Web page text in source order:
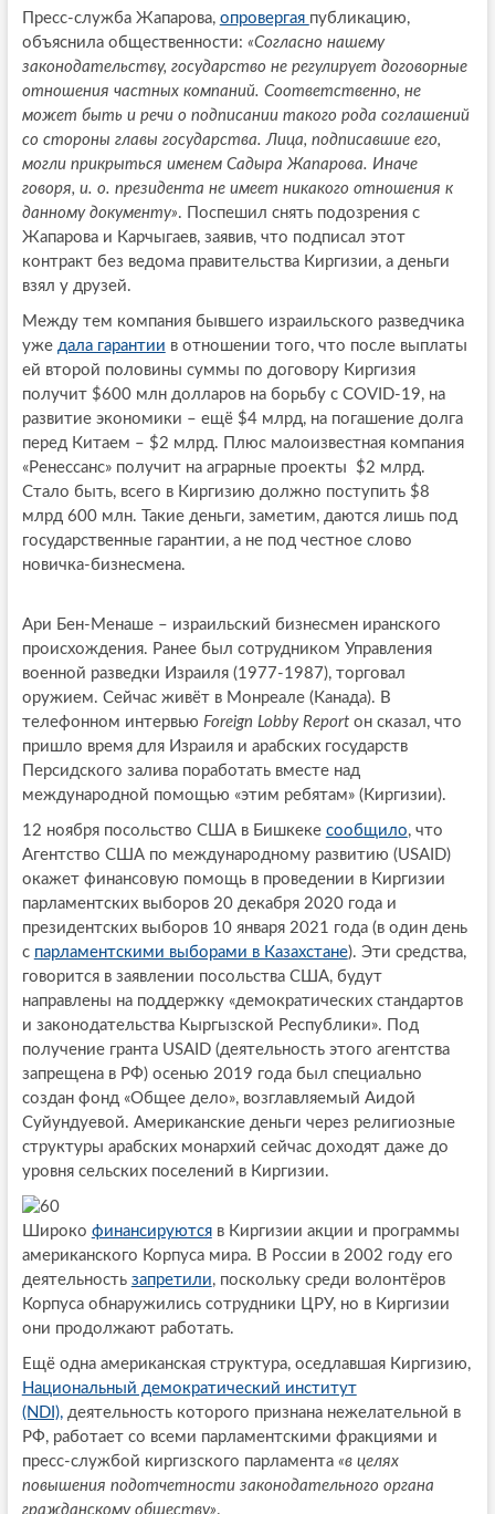
Пресс-служба Жапарова, опровергая публикацию,
объяснила общественности: «Согласно нашему
законодательству, государство не регулирует договорные
отношения частных компаний. Соответственно, не
может быть и речи о подписании такого рода соглашений
со стороны главы государства. Лица, подписавшие его,
могли прикрыться именем Садыра Жапарова. Иначе
говоря, и. о. президента не имеет никакого отношения к
данному документу». Поспешил снять подозрения с
Жапарова и Карчыгаев, заявив, что подписал этот
контракт без ведома правительства Киргизии, а деньги
взял у друзей.
Между тем компания бывшего израильского разведчика
уже дала гарантии в отношении того, что после выплаты
ей второй половины суммы по договору Киргизия
получит $600 млн долларов на борьбу с COVID-19, на
развитие экономики – ещё $4 млрд, на погашение долга
перед Китаем – $2 млрд. Плюс малоизвестная компания
«Ренессанс» получит на аграрные проекты $2 млрд.
Стало быть, всего в Киргизию должно поступить $8
млрд 600 млн. Такие деньги, заметим, даются лишь под
государственные гарантии, а не под честное слово
новичка-бизнесмена.
Ари Бен-Менаше – израильский бизнесмен иранского
происхождения. Ранее был сотрудником Управления
военной разведки Израиля (1977-1987), торговал
оружием. Сейчас живёт в Монреале (Канада). В
телефонном интервью Foreign Lobby Reportон сказал, что
пришло время для Израиля и арабских государств
Персидского залива поработать вместе над
международной помощью «этим ребятам» (Киргизии).
12 ноября посольство США в Бишкеке сообщило, что
Агентство США по международному развитию (USAID)
окажет финансовую помощь в проведении в Киргизии
парламентских выборов 20 декабря 2020 года и
президентских выборов 10 января 2021 года (в один день
с парламентскими выборами в Казахстане). Эти средства,
говорится в заявлении посольства США, будут
направлены на поддержку «демократических стандартов
и законодательства Кыргызской Республики». Под
получение гранта USAID (деятельность этого агентства
запрещена в РФ) осенью 2019 года был специально
создан фонд «Общее дело», возглавляемый Аидой
Суйундуевой. Американские деньги через религиозные
структуры арабских монархий сейчас доходят даже до
уровня сельских поселений в Киргизии.
Широко финансируютсяв Киргизии акции и программы
американского Корпуса мира. В России в 2002 году его
деятельность запретили, поскольку среди волонтёров
Корпуса обнаружились сотрудники ЦРУ, но в Киргизии
они продолжают работать.
Ещё одна американская структура, оседлавшая Киргизию,
Национальный демократический институт
(NDI),деятельность которого признана нежелательной в
РФ, работает со всеми парламентскими фракциями и
пресс-службой киргизского парламента «в целях
повышения подотчетности законодательного органа
гражданскому обществу».